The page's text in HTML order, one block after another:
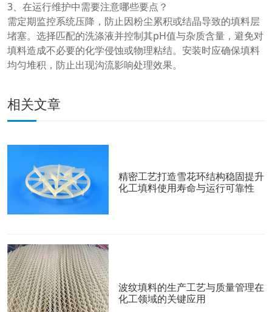
3、在运行维护中需要注意哪些要点？
需定期监控系统压降，防止因粉尘累积或结晶导致的填料层
堵塞。选择匹配的洗涤液并控制其pH值与杂质含量，避免对
填料造成不必要的化学侵蚀或物理粘结。安装时应确保填料
均匀堆积，防止出现沟流影响处理效果。
相关文章
精密工艺打造雪花环结构稳固提升
化工填料使用寿命与运行可靠性
波纹填料的生产工艺与质量管理在
化工领域的关键应用